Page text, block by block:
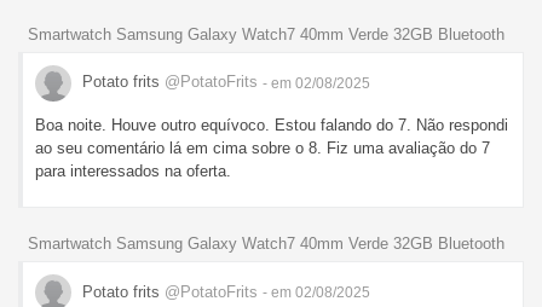
Smartwatch Samsung Galaxy Watch7 40mm Verde 32GB Bluetooth
Potato frits @PotatoFrits - em 02/08/2025
Boa noite. Houve outro equívoco. Estou falando do 7. Não respondi
ao seu comentário lá em cima sobre o 8. Fiz uma avaliação do 7
para interessados na oferta.
Smartwatch Samsung Galaxy Watch7 40mm Verde 32GB Bluetooth
Potato frits @PotatoFrits - em 02/08/2025